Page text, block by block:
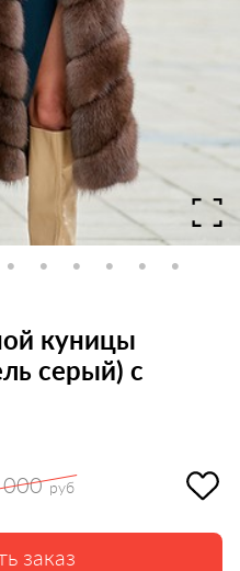
куницы
серый) с
руб
заказ